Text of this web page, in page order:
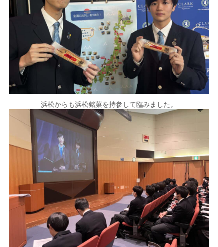
浜松からも浜松銘菓を持参して臨みました。